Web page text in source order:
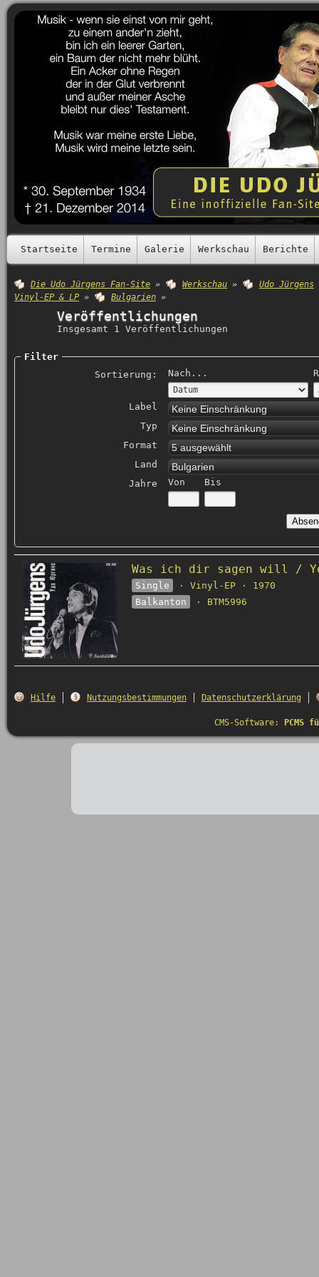
Startseite Termine Galerie Werkschau Berichte
Die Udo Jürgens Fan-Site » Werkschau » Udo Jürgens
Vinyl-EP & LP » Bulgarien »
Veröffentlichungen
Insgesamt 1 Veröffentlichungen
Filter
Sortierung:
Nach...
Label Keine Einschränkung
Typ Keine Einschränkung
Format 5 ausgewählt
Land Bulgarien
Jahre Von Bis
Was ich dir sagen will /
Single
· Vinyl-EP · 1970
Balkanton
· BTM5996
Hilfe Nutzungsbestimmungen Datenschutzerklärung
CMS-Software: PCMS